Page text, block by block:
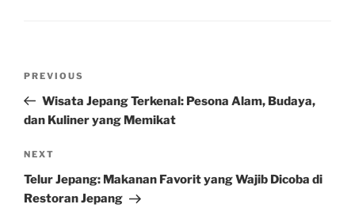
Previous
Post
PREVIOUS
Wisata Jepang Terkenal: Pesona Alam, Budaya,
dan Kuliner yang Memikat
Next
Post
NEXT
Telur Jepang: Makanan Favorit yang Wajib Dicoba di
Restoran Jepang